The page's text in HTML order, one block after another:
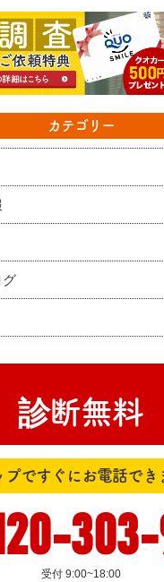
カテゴリー
グ
診断無料
プですぐにお電話でき
受付 9:00~18:00